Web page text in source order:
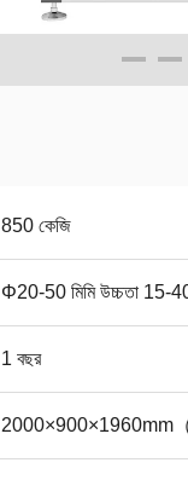
850 কেজি
Φ20-50 মিমি উচ্চতা 15-40
1 বছর
2000×900×1960mm